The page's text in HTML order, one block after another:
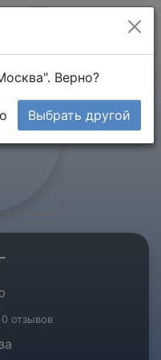
0 отзывов
Верно?
Выбрать другой